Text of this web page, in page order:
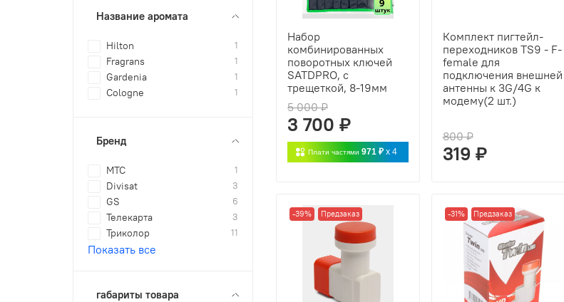
Набор
комбинированных
поворотных ключей
SATDPRO, с
трещеткой, 8-19мм
5 000 ₽
3 700 ₽
Плати частями 971 ₽ x 4
Комплект пигтейл-
переходников TS9 - F-
female для
подключения внешней
антенны к 3G/4G к
модему(2 шт.)
800 ₽
319 ₽
-39% Предзаказ -31% Предзаказ
Название аромата
Hilton 1
Fragrans 1
Gardenia 1
Cologne 1
Бренд
МТС 1
Divisat 3
GS 6
Телекарта 3
Триколор 11
Показать все
габариты товара